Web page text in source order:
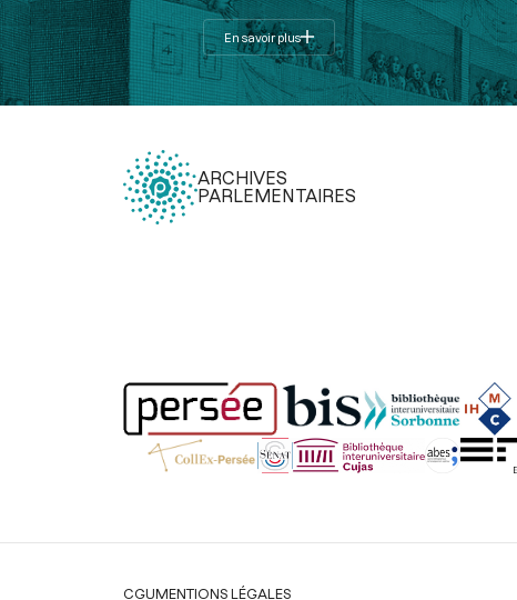
En savoir plus
ARCHIVES
PARLEMENTAIRES
Légal
CGUMENTIONS LÉGALES